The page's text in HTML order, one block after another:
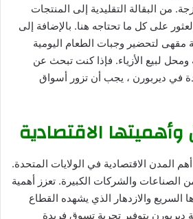
من البقالة التقليدية إلى المنتجات
على كل ما تحتاجه هنا. بالإضافة إلى
مقهى لتحضير وجبات الطعام اليومية
لبيع الأزياء. فإذا كنت تبحث عن
في ديربورن ، يجب أن تزور أسواق
وأهميتها الاقتصادية
المدن الاقتصادية في الولايات المتحدة.
الصناعات والشركات الكبيرة. تعزز أهمية
السريع والازدهار الذي يشهده القطاع
ديربورن بتوفير تجربة تسوق فريدة